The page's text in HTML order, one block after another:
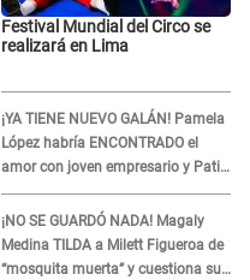
Festival Mundial del Circo se
realizará en Lima
¡YA TIENE NUEVO GALÁN! Pamela
López habría ENCONTRADO el
amor con joven empresario y Pati
Lorena la ECHA en VIVO
¡NO SE GUARDÓ NADA! Magaly
Medina TILDA a Milett Figueroa de
“mosquita muerta” y cuestiona su